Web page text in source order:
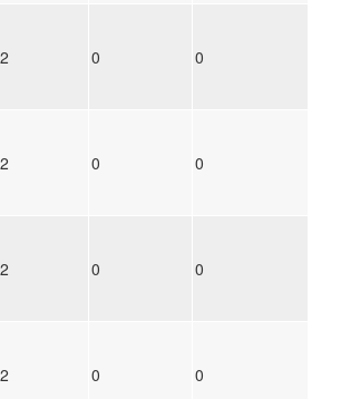
2 0 0
2 0 0
2 0 0
2 0 0